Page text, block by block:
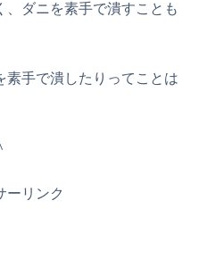
、ダニを素手で潰すことも
素手で潰したりってことは
ーリンク